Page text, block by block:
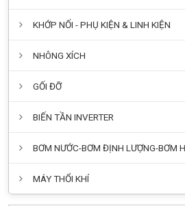
KHỚP NỐI - PHỤ KIỆN & LINH KIỆN
NHÔNG XÍCH
GỐI ĐỠ
BIẾN TẦN INVERTER
BƠM NƯỚC-BƠM ĐỊNH LƯỢNG-BƠM
MÁY THỔI KHÍ